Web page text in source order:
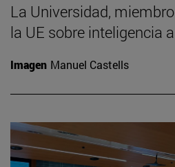
La Universidad,
la UE sobre inteligencia
Imagen Manuel Castells